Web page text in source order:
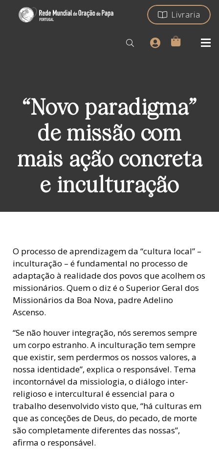
Livraria
“Novo paradigma”
de missão com
mais ação concreta
e inculturação
O processo de aprendizagem da “cultura local” –
inculturação – é fundamental no processo de
adaptação à realidade dos povos que acolhem os
missionários. Quem o diz é o Superior Geral dos
Missionários da Boa Nova, padre Adelino
Ascenso.
“Se não houver integração, nós seremos sempre
um corpo estranho. A inculturação tem sempre
que existir, sem perdermos os nossos valores, a
nossa identidade”, explica o responsável. Tema
incontornável da missiologia, o diálogo inter-
religioso e intercultural é essencial para o
trabalho desenvolvido visto que, “há culturas em
que as conceções de Deus, do pecado, de morte
são completamente diferentes das nossas”,
afirma o responsável.